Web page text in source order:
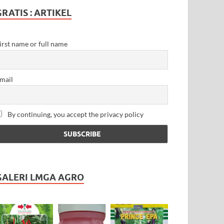
: ARTIKEL
name or full name
By continuing, you accept the privacy policy
LMGA AGRO